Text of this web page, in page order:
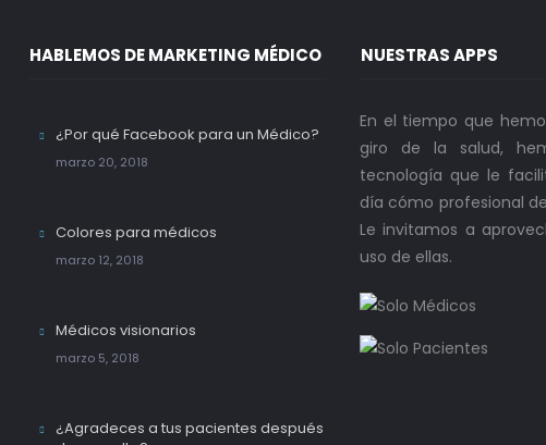
HABLEMOS DE MARKETING MÉDICO
¿Por qué Facebook para un Médico?
marzo 20, 2018
Colores para médicos
marzo 12, 2018
Médicos visionarios
marzo 5, 2018
¿Agradeces a tus pacientes después
NUESTRAS APPS
En el tiempo que
giro de la salud,
tecnología que le
día cómo profesional
Le invitamos a
uso de ellas.